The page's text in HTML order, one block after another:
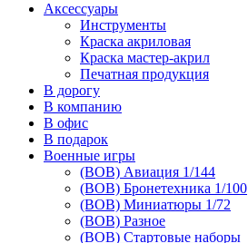
Аксессуары
Инструменты
Краска акриловая
Краска мастер-акрил
Печатная продукция
В дорогу
В компанию
В офис
В подарок
Военные игры
(ВОВ) Авиация 1/144
(ВОВ) Бронетехника 1/100
(ВОВ) Миниатюры 1/72
(ВОВ) Разное
(ВОВ) Стартовые наборы